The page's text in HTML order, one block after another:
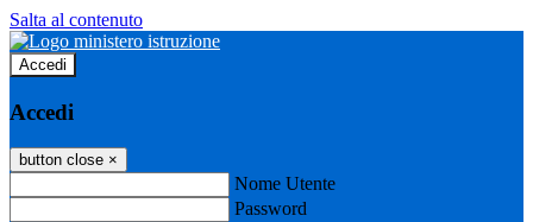
Salta al contenuto
Accedi
Accedi
button close ×
Nome Utente
Password